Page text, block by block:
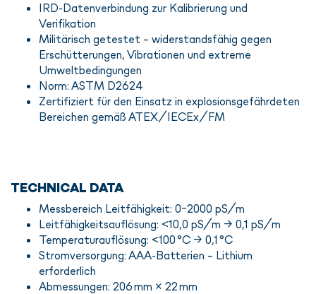
IRD-Datenverbindung zur Kalibrierung und
Verifikation
Militärisch getestet – widerstandsfähig gegen
Erschütterungen, Vibrationen und extreme
Umweltbedingungen
Norm: ASTM D2624
Zertifiziert für den Einsatz in explosionsgefährdeten
Bereichen gemäß ATEX/IECEx/FM
TECHNICAL DATA
Messbereich Leitfähigkeit: 0–2000 pS/m
Leitfähigkeitsauflösung: <10,0 pS/m → 0,1 pS/m
Temperaturauflösung: <100 °C → 0,1 °C
Stromversorgung: AAA-Batterien – Lithium
erforderlich
Abmessungen: 206 mm × 22 mm